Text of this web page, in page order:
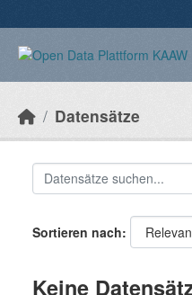
Datensätze
Sortieren nach
Keine